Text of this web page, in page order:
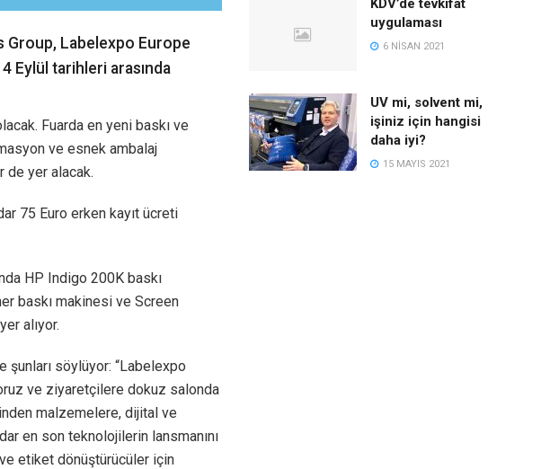
Group, Labelexpo Europe
Eylül tarihleri arasında
Fuarda en yeni baskı ve
ve esnek ambalaj
de yer alacak.
75 Euro erken kayıt ücreti
HP Indigo 200K baskı
baskı makinesi ve Screen
alıyor.
söylüyor: “Labelexpo
ve ziyaretçilere dokuz salonda
malzemelere, dijital ve
en son teknolojilerin lansmanını
etiket dönüştürücüler için
KDV’de tevkifat
uygulaması
6 NISAN 2021
UV mi, solvent mi,
işiniz için hangisi
daha iyi?
15 MAYIS 2021